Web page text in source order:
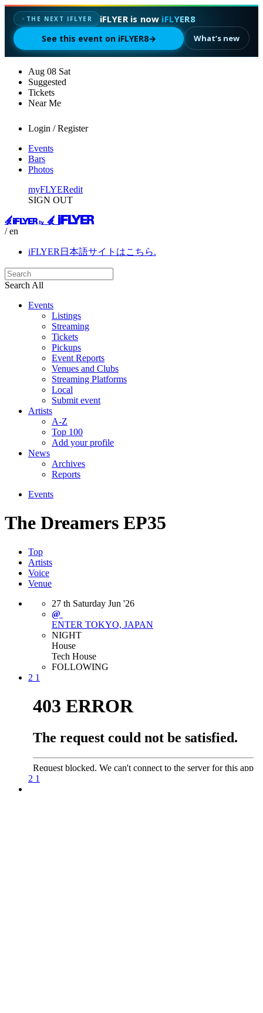
✦ THE NEXT IFLYER iFLYER is now iFLYER8
See this event on iFLYER8→ What’s new
Aug 08 Sat
Suggested
Tickets
Near Me
Login / Register
Events
Bars
Photos
myFLYERedit
SIGN OUT
/ en
iFLYER日本語サイトはこちら.
Search All
Events
Listings
Streaming
Tickets
Pickups
Event Reports
Venues and Clubs
Streaming Platforms
Local
Submit event
Artists
A-Z
Top 100
Add your profile
News
Archives
Reports
Events
The Dreamers EP35
Top
Artists
Voice
Venue
27 th Saturday Jun '26
@
ENTER TOKYO, JAPAN
NIGHT
House
Tech House
FOLLOWING
2 1
2 1